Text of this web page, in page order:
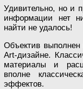
Удивительно, но и
информации нет
найти не удалось!
Объектив
Art-дизайне.
материалы и
вполне
эффектов.